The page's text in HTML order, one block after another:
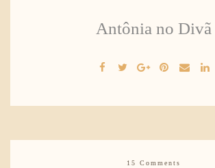
Antônia no Divã
15 Comments